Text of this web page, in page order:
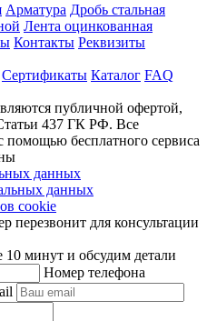
Арматура Дробь стальная
Лента оцинкованная
Контакты Реквизиты
Сертификаты Каталог FAQ
публичной офертой,
437 ГК РФ. Все
помощью бесплатного сервиса
данных
данных
cookie
перезвонит для консультации
минут и обсудим детали
Номер телефона